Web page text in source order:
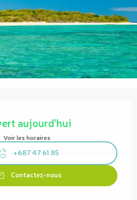
aujourd'hui
Voir les horaires
+687 47 61 85
Contactez-nous